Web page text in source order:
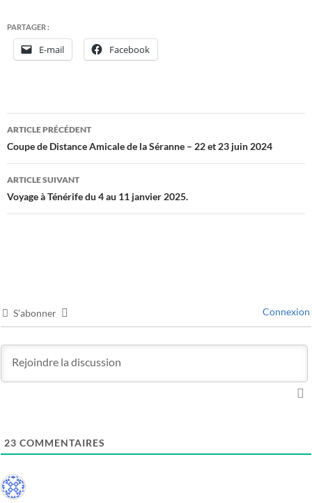
PARTAGER :
E-mail Facebook
Navigation
des
articles
ARTICLE PRÉCÉDENT
Coupe de Distance Amicale de la Séranne – 22 et 23 juin 2024
ARTICLE SUIVANT
Voyage à Ténérife du 4 au 11 janvier 2025.
S’abonner Connexion
23 COMMENTAIRES